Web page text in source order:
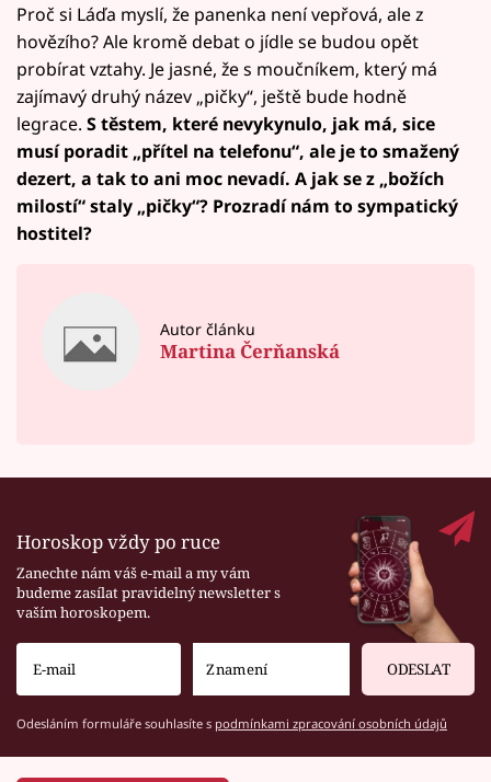
Proč si Láďa myslí, že panenka není vepřová, ale z
hovězího? Ale kromě debat o jídle se budou opět
probírat vztahy. Je jasné, že s moučníkem, který má
zajímavý druhý název „pičky“, ještě bude hodně
legrace. S těstem, které nevykynulo, jak má, sice
musí poradit „přítel na telefonu“, ale je to smažený
dezert, a tak to ani moc nevadí. A jak se z „božích
milostí“ staly „pičky“? Prozradí nám to sympatický
hostitel?
Autor článku
Martina Čerňanská
Horoskop vždy po ruce
Zanechte nám váš e-mail a my vám
budeme zasílat pravidelný newsletter s
vaším horoskopem.
ODESLAT
Odesláním formuláře souhlasíte s podmínkami zpracování osobních údajů